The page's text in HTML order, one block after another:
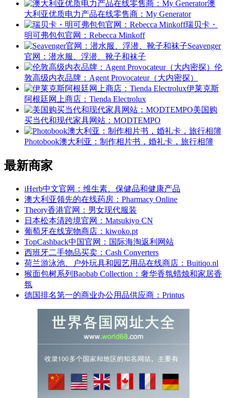
澳
大利亚优质电力产品在线零售商：My Generator
瑞贝卡・
明可弗包包官网：Rebecca Minkoff
Seavenger
官网：潜水服、浮潜、靴子和袜子
伦
敦高级内衣品牌：Agent Provocateur（大内密探）
伊莱克斯
阿根廷网上商店：Tienda Electrolux
美国购
买当代和现代家具网站：MODTEMPO
Photobook澳大利亚：制作相片书，婚礼卡，旅行相簿
最新商家
iHerb中文官网：维生素、保健品和健康产品
澳大利亚领先的在线药房：Pharmacy Online
Theory香港官网：男女现代服装
日本松本清跨境官网：Matsukiyo CN
葡萄牙在线宠物商店：kiwoko.pt
TopCashback中国官网：国际海淘返利网站
西班牙二手物品买卖：Cash Converters
荷兰游泳池、户外玩具和园艺用品在线商店：Buitiqo.nl
猴面包树系列Baobab Collection：奢华香氛蜡烛和家居香
氛
德国排名第一的商业办公用品供应商：Printus